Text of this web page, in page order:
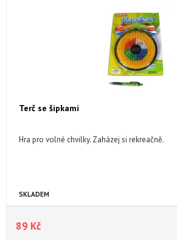
Terč se šipkami
Hra pro volné chvilky. Zaházej si rekreačně.
SKLADEM
89 Kč